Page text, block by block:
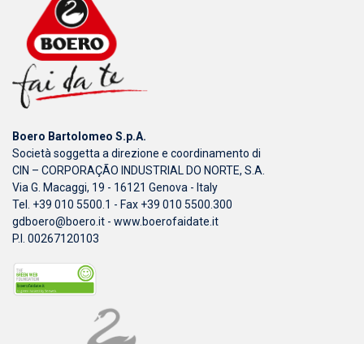
Boero Bartolomeo S.p.A.
Società soggetta a direzione e coordinamento di
CIN – CORPORAÇÃO INDUSTRIAL DO NORTE, S.A.
Via G. Macaggi, 19 - 16121 Genova - Italy
Tel. +39 010 5500.1 - Fax +39 010 5500.300
gdboero@boero.it - www.boerofaidate.it
P.I. 00267120103